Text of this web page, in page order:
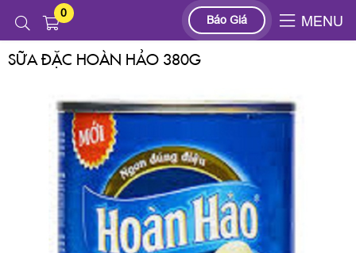
0
Báo Giá MENU
Sản phẩm SỮA ĐẶC HOÀN HẢO 380G
SỮA ĐẶC HOÀN HẢO 380G